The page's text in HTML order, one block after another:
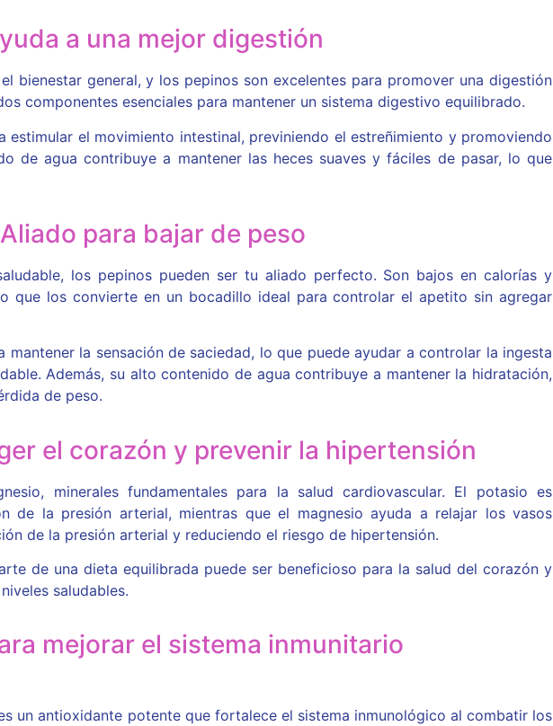
a una mejor digestión
bienestar general, y los pepinos son excelentes para promover una digestión
componentes esenciales para mantener un sistema digestivo equilibrado.
estimular el movimiento intestinal, previniendo el estreñimiento y promoviendo
de agua contribuye a mantener las heces suaves y fáciles de pasar, lo que
para bajar de peso
los pepinos pueden ser tu aliado perfecto. Son bajos en calorías y
que los convierte en un bocadillo ideal para controlar el apetito sin agregar
mantener la sensación de saciedad, lo que puede ayudar a controlar la ingesta
Además, su alto contenido de agua contribuye a mantener la hidratación,
de peso.
el corazón y prevenir la hipertensión
minerales fundamentales para la salud cardiovascular. El potasio es
de la presión arterial, mientras que el magnesio ayuda a relajar los vasos
de la presión arterial y reduciendo el riesgo de hipertensión.
de una dieta equilibrada puede ser beneficioso para la salud del corazón y
saludables.
mejorar el sistema inmunitario
un antioxidante potente que fortalece el sistema inmunológico al combatir los
Consulta aquí